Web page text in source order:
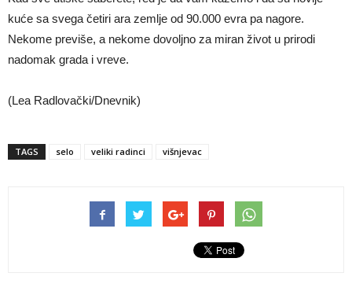
kuće sa svega četiri ara zemlje od 90.000 evra pa nagore.
Nekome previše, a nekome dovoljno za miran život u prirodi
nadomak grada i vreve.
(Lea Radlovački/Dnevnik)
TAGS selo veliki radinci višnjevac